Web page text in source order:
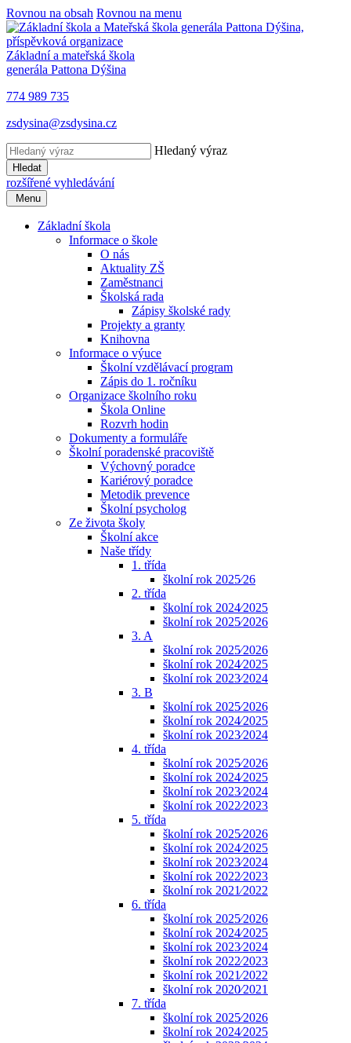
Rovnou na obsah Rovnou na menu
Základní a mateřská škola
generála Pattona Dýšina
774 989 735
zsdysina@zsdysina.cz
Hledaný výraz
Hledat
rozšířené vyhledávání
Menu
Základní škola
Informace o škole
O nás
Aktuality ZŠ
Zaměstnanci
Školská rada
Zápisy školské rady
Projekty a granty
Knihovna
Informace o výuce
Školní vzdělávací program
Zápis do 1. ročníku
Organizace školního roku
Škola Online
Rozvrh hodin
Dokumenty a formuláře
Školní poradenské pracoviště
Výchovný poradce
Kariérový poradce
Metodik prevence
Školní psycholog
Ze života školy
Školní akce
Naše třídy
1. třída
školní rok 2025⁄26
2. třída
školní rok 2024⁄2025
školní rok 2025⁄2026
3. A
školní rok 2025⁄2026
školní rok 2024⁄2025
školní rok 2023⁄2024
3. B
školní rok 2025⁄2026
školní rok 2024⁄2025
školní rok 2023⁄2024
4. třída
školní rok 2025⁄2026
školní rok 2024⁄2025
školní rok 2023⁄2024
školní rok 2022⁄2023
5. třída
školní rok 2025⁄2026
školní rok 2024⁄2025
školní rok 2023⁄2024
školní rok 2022⁄2023
školní rok 2021⁄2022
6. třída
školní rok 2025⁄2026
školní rok 2024⁄2025
školní rok 2023⁄2024
školní rok 2022⁄2023
školní rok 2021⁄2022
školní rok 2020⁄2021
7. třída
školní rok 2025⁄2026
školní rok 2024⁄2025